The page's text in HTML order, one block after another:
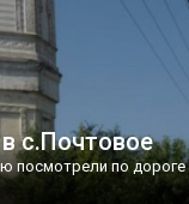
с.Почтовое
посмотрели по дороге